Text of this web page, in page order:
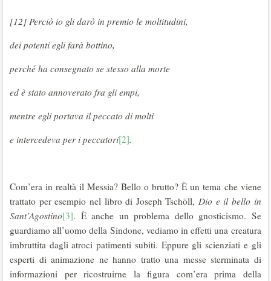
[12] Perciò io gli darò in premio le moltitudini,
dei potenti egli farà bottino,
perché ha consegnato se stesso alla morte
ed è stato annoverato fra gli empi,
mentre egli portava il peccato di molti
e intercedeva per i peccatori[2].
Com’era in realtà il Messia? Bello o brutto? È un tema che viene
trattato per esempio nel libro di Joseph Tschöll, Dio e il bello in
Sant’Agostino[3]. È anche un problema dello gnosticismo. Se
guardiamo all’uomo della Sindone, vediamo in effetti una creatura
imbruttita dagli atroci patimenti subiti. Eppure gli scienziati e gli
esperti di animazione ne hanno tratto una messe sterminata di
informazioni per ricostruirne la figura com’era prima della